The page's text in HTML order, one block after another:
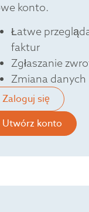
konto.
Łatwe
faktur
Zgłaszanie
Zmiana danych
Zaloguj się
Utwórz konto